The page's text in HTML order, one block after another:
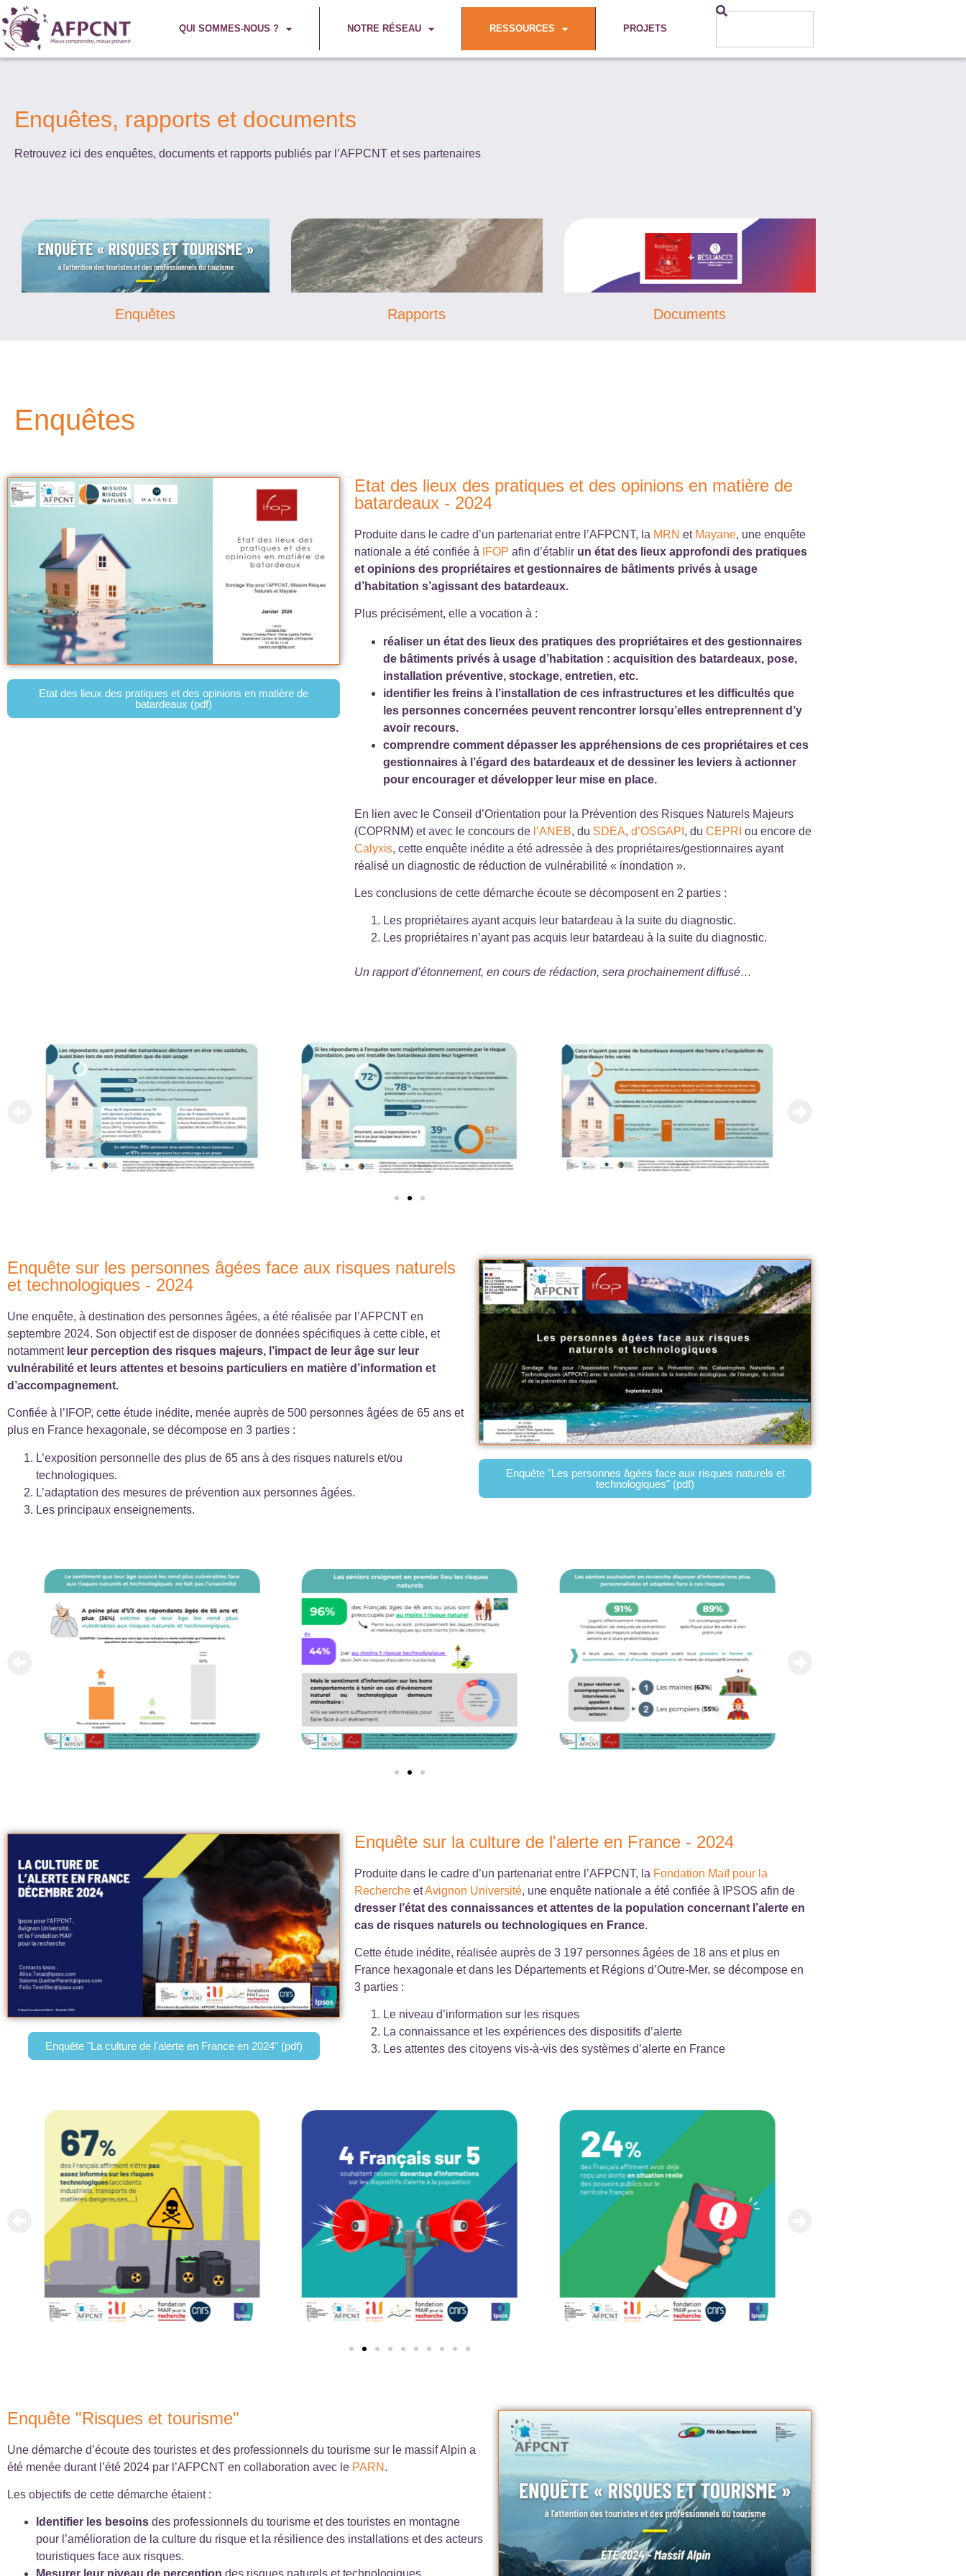
QUI SOMMES-NOUS ? NOTRE RÉSEAU RESSOURCES PROJETS
Enquêtes, rapports et documents
Retrouvez ici des enquêtes, documents et rapports publiés par l’AFPCNT et ses partenaires
Enquêtes Rapports Documents
Enquêtes
Etat des lieux des pratiques et des opinions en matière de
batardeaux (pdf)
Etat des lieux des pratiques et des opinions en matière de
batardeaux - 2024
Produite dans le cadre d’un partenariat entre l’AFPCNT, la MRN et Mayane, une enquête
nationale a été confiée à
IFOP afin d’établir un état des lieux approfondi des pratiques
et opinions des propriétaires et gestionnaires de bâtiments privés à usage
d’habitation s’agissant des batardeaux.
Plus précisément, elle a vocation à :
réaliser un état des lieux des pratiques des propriétaires et des gestionnaires
de bâtiments privés à usage d’habitation : acquisition des batardeaux, pose,
installation préventive, stockage, entretien, etc.
identifier les freins à l’installation de ces infrastructures et les difficultés que
les personnes concernées peuvent rencontrer lorsqu’ellesentreprennent d’y
avoir recours.
comprendre comment dépasser les appréhensions de ces propriétaires et ces
gestionnaires à l’égard des batardeaux et de dessiner les leviers à actionner
pour encourager et développer leur mise en place.
En lien avec le Conseil d’Orientation pour la Prévention des Risques Naturels Majeurs
(COPRNM) et avec le concours de l’ANEB, du SDEA,d’OSGAPI , duCEPRI ou encore de
Calyxis, cette enquête inédite a été adressée à des propriétaires/gestionnaires ayant
réalisé un diagnostic de réduction de vulnérabilité « inondation ».
Les conclusions de cette démarche écoute se décomposent en 2 parties :
Les propriétaires ayant acquis leur batardeau à la suite du diagnostic.
Les propriétaires n’ayant pas acquis leur batardeau à la suite du diagnostic.
Un rapport d’étonnement, en cours de rédaction, sera prochainement diffusé…
Enquête sur les personnes âgées face aux risques naturels
et technologiques - 2024
Une enquête, à destination des personnes âgées, a été réalisée par l’AFPCNT en
septembre 2024. Son objectif est de disposer de données spécifiques à cette cible, et
notamment leur perception des risques majeurs, l’impact de leur âge sur leur
vulnérabilité et leurs attentes et besoins particuliers en matière d’information et
d’accompagnement.
Confiée à l’IFOP, cette étude inédite, menée auprès de 500 personnes âgées de 65 ans et
plus en France hexagonale, se décompose en 3 parties :
L’exposition personnelle des plus de 65 ans à des risques naturels et/ou
technologiques.
L’adaptation des mesures de prévention aux personnes âgées.
Les principaux enseignements.
Enquête "Les personnes âgées face aux risques naturels et
technologiques" (pdf)
Enquête "La culture de l'alerte en France en 2024" (pdf)
Enquête sur la culture de l'alerte en France - 2024
Produite dans le cadre d’un partenariat entre l’AFPCNT, la Fondation Maïf pour la
Recherche etAvignon Université, une enquête nationale a été confiée à IPSOS afin de
dresser l’état des connaissances et attentes de la population concernant l’alerte en
cas de risques naturels ou technologiques en France.
Cette étude inédite, réalisée auprès de 3 197 personnes âgées de 18 ans et plus en
France hexagonale et dans les Départements et Régions d’Outre-Mer, se décompose en
3 parties :
Le niveau d’information sur les risques
La connaissance et les expériences des dispositifs d’alerte
Les attentes des citoyens vis-à-vis des systèmes d’alerte en France
Enquête "Risques et tourisme"
Une démarche d’écoute des touristes et des professionnels du tourisme sur le massif Alpin a
été menée durant l’été 2024 par l’AFPCNT en collaboration avec le PARN .
Les objectifs de cette démarche étaient :
Identifier les besoins des professionnels du tourisme et des touristes en montagne
pour l’amélioration de la culture du risque et la résilience des installations et des acteurs
touristiques face aux risques.